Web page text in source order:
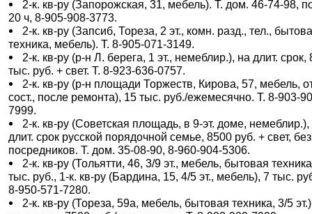
2-к. кв-ру (Запорожская, 31, мебель). Т. дом. 46-74-98,
20 ч, 8-905-908-3773.
2-к. кв-ру (Запсиб, Тореза, 2 эт., комн. разд., тел.,
техника, мебель). Т. 8-905-071-3149.
2-к. кв-ру (р-н Л. берега, 1 эт., немеблир.), на длит. срок,
тыс. руб. + свет. Т. 8-923-636-0757.
2-к. кв-ру (р-н площади Торжеств, Кирова, 57, мебель,
сост., после ремонта), 15 тыс. руб./ежемесячно. Т. 8-903-
7999.
2-к. кв-ру (Советская площадь, в 9-эт. доме, немеблир.),
длит. срок русской порядочной семье, 8500 руб. + свет, без
посредников. Т. дом. 35-08-90, 8-960-904-5306.
2-к. кв-ру (Тольятти, 46, 3/9 эт., мебель, бытовая
тыс. руб., 1-к. кв-ру (Бардина, 15, 4/5 эт., мебель), 7 тыс.
8-950-571-7280.
2-к. кв-ру (Тореза, 59а, мебель, бытовая техника, 3/5